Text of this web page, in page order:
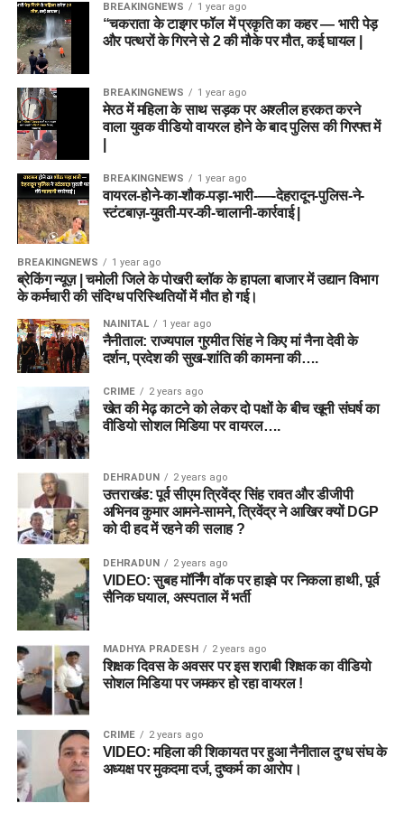
BREAKINGNEWS 1 year ago
“चकराता के टाइगर फॉल में प्रकृति का कहर — भारी पेड़
और पत्थरों के गिरने से 2 की मौके पर मौत, कई घायल |
BREAKINGNEWS 1 year ago
मेरठ में महिला के साथ सड़क पर अश्लील हरकत करने
वाला युवक वीडियो वायरल होने के बाद पुलिस की गिरफ्त में
BREAKINGNEWS 1 year ago
वायरल-होने-का-शौक-पड़ा-भारी-—-देहरादून-पुलिस-ने-
स्टंटबाज़-युवती-पर-की-चालानी-कार्रवाई |
BREAKINGNEWS 1 year ago
ब्रेकिंग न्यूज़ | चमोली जिले के पोखरी ब्लॉक के हापला बाजार में उद्यान विभाग
के कर्मचारी की संदिग्ध परिस्थितियों में मौत हो गई।
NAINITAL 1 year ago
नैनीताल: राज्यपाल गुरमीत सिंह ने किए मां नैना देवी के
दर्शन, प्रदेश की सुख-शांति की कामना की….
CRIME 2 years ago
खेत की मेढ़ काटने को लेकर दो पक्षों के बीच खूनी संघर्ष का
वीडियो सोशल मिडिया पर वायरल….
DEHRADUN 2 years ago
उत्तराखंड: पूर्व सीएम त्रिवेंद्र सिंह रावत और डीजीपी
अभिनव कुमार आमने-सामने, त्रिवेंद्र ने आखिर क्यों DGP
को दी हद में रहने की सलाह ?
DEHRADUN 2 years ago
VIDEO: सुबह मॉर्निंग वॉक पर हाइवे पर निकला हाथी, पूर्व
सैनिक घयाल, अस्पताल में भर्ती
MADHYA PRADESH 2 years ago
शिक्षक दिवस के अवसर पर इस शराबी शिक्षक का वीडियो
सोशल मिडिया पर जमकर हो रहा वायरल !
CRIME 2 years ago
VIDEO: महिला की शिकायत पर हुआ नैनीताल दुग्ध संघ के
अध्यक्ष पर मुकदमा दर्ज, दुष्कर्म का आरोप।